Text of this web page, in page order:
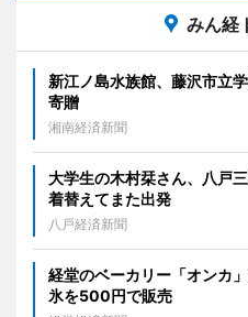
みん経
新江ノ島水族館、藤沢市立
寄贈
湘南経済新聞
大学生の木村栞さん、八戸
着替えてまた出発
八戸経済新聞
経堂のベーカリー「オンカ
氷を500円で販売